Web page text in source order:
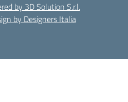
by 3D Solution S.r.l.
by Designers Italia